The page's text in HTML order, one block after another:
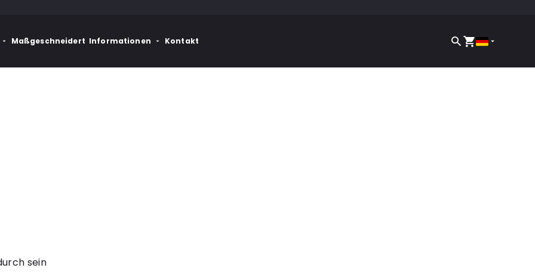
Maßgeschneidert Informationen Kontakt
sein